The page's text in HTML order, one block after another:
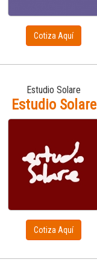
Cotiza Aquí
Estudio Solare
Estudio Solare
Cotiza Aquí